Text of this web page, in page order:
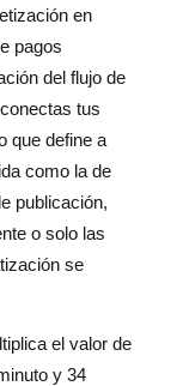
en
pagos
del flujo de
tus
que define a
como la de
publicación,
o solo las
se
el valor de
y 34